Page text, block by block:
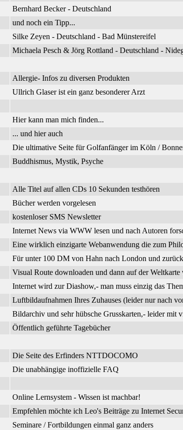
Bernhard Becker - Deutschland
und noch ein Tipp...
Silke Zeyen - Deutschland - Bad Münstereifel
Michaela Pesch & Jörg Rottland - Deutschland -
Allergie- Infos zu diversen Produkten
Ullrich Glaser ist ein ganz besonderer Arzt
Hier kann man mich finden...
... und hier auch
Die ultimative Seite für Golfanfänger im Köln /
Buddhismus, Mystik, Psyche
Alle Titel auf allen CDs 10 Sekunden testhören
Bücher werden vorgelesen
kostenloser SMS Newsletter
Internet News via WWW lesen und nach Autoren
Eine wirklich einzigarte Webanwendung die zum
Für unter 100 DM von Hahn nach London und
Visual Route downloaden und dann auf der
Internet wird zur Diashow,- man muss einzig das
Luftbildaufnahmen Ihres Zuhauses (leider nur nach
Bildarchiv und sehr hübsche Grusskarten,- leider mit
Öffentlich geführte Tagebücher
Die Seite des Erfinders NTTDOCOMO
Die unabhängige inoffizielle FAQ
Online Lernsystem - Wissen ist machbar!
Empfehlen möchte ich Leo's Beiträge zu Internet
Seminare / Fortbildungen einmal ganz anders